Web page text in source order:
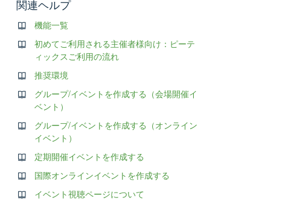
関連ヘルプ
機能一覧
初めてご利用される主催者様向け：ピーテ
ィックスご利用の流れ
推奨環境
グループ/イベントを作成する（会場開催イ
ベント）
グループ/イベントを作成する（オンライン
イベント）
定期開催イベントを作成する
国際オンラインイベントを作成する
イベント視聴ページについて